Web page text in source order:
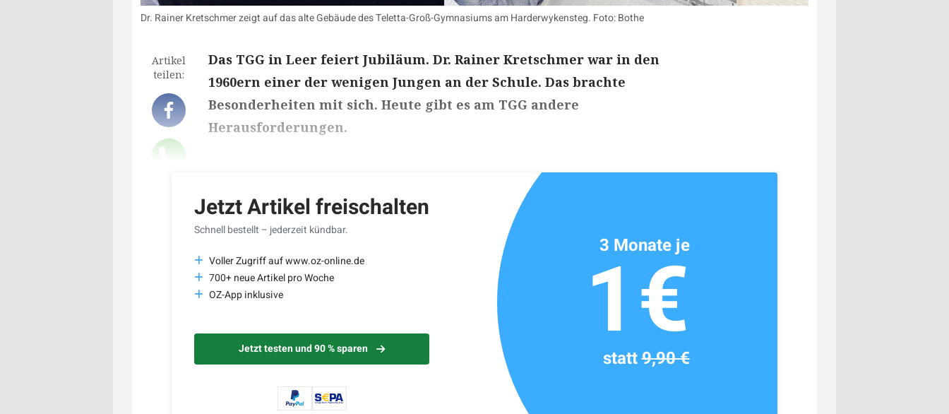
Dr. Rainer Kretschmer zeigt auf das alte Gebäude des Teletta-Groß-Gymnasiums am Harderwykensteg. Foto: Bothe
Artikel
teilen:
Das TGG in Leer feiert Jubiläum. Dr. Rainer Kretschmer war in den
1960ern einer der wenigen Jungen an der Schule. Das brachte
Besonderheiten mit sich. Heute gibt es am TGG andere
Herausforderungen.
Jetzt Artikel freischalten
Schnell bestellt – jederzeit kündbar.
Voller Zugriff auf www.oz-online.de
700+ neue Artikel pro Woche
OZ-App inklusive
Jetzt testen und 90 % sparen
3 Monate je
1€
statt9,90 €